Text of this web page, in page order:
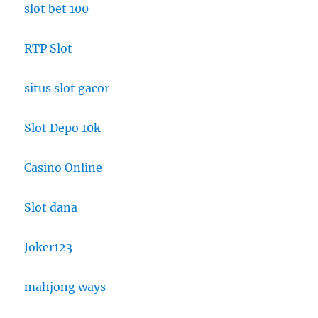
slot bet 100
RTP Slot
situs slot gacor
Slot Depo 10k
Casino Online
Slot dana
Joker123
mahjong ways